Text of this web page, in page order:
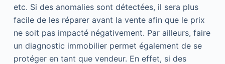
etc. Si des anomalies sont détectées, il sera plus
facile de les réparer avant la vente afin que le prix
ne soit pas impacté négativement. Par ailleurs, faire
un diagnostic immobilier permet également de se
protéger en tant que vendeur. En effet, si des